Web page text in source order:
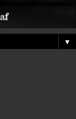
▼